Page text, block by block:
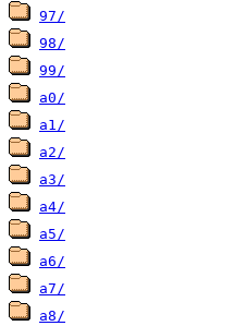
97/
98/
99/
a0/
a1/
a2/
a3/
a4/
a5/
a6/
a7/
a8/